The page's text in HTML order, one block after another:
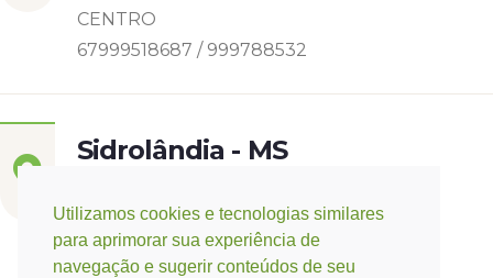
Utilizamos cookies e tecnologias similares
para aprimorar sua experiência de
navegação e sugerir conteúdos de seu
CENTRO
67999518687 / 999788532
Sidrolândia - MS
CASCATINHA I
6799142-8006